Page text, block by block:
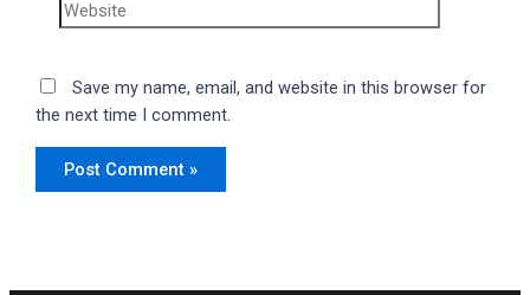
Save my name, email, and website in this browser for
the next time I comment.